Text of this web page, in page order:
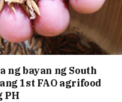
ng bayan ng South
1st FAO agrifood
PH